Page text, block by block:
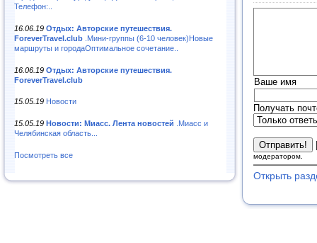
Телефон:..
16.06.19 Отдых: Авторские путешествия.
ForeverTravel.club .Мини-группы (6-10 человек)Новые
маршруты и городаОптимальное сочетание..
16.06.19 Отдых: Авторские путешествия.
ForeverTravel.club
15.05.19 Новости
15.05.19 Новости: Миасс. Лента новостей .Миасс и
Челябинская область...
Посмотреть все
Ваше имя
Получать
модератором.
Открыть